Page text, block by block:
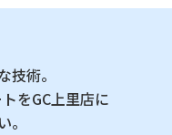
技術。
をGC上里店に
。